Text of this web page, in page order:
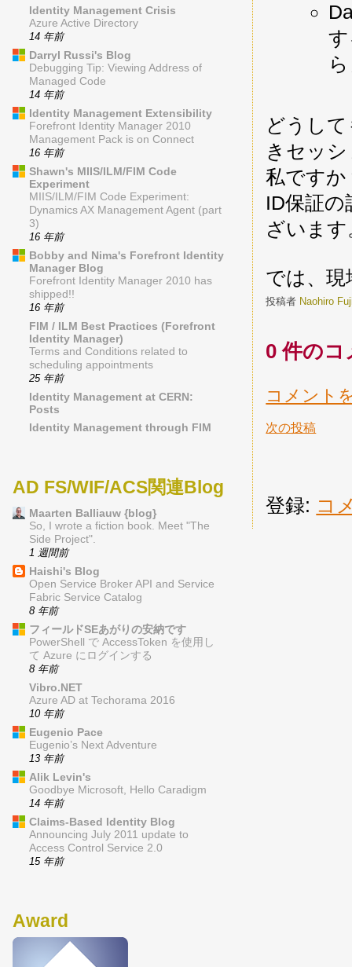
どうし
きセッ
私ですか
ID保証
ざいます
では、
投稿者 Naohiro
0 件の
コメント
次の投稿
登録: コ
Identity Management Crisis
Azure Active Directory
14 年前
Darryl Russi's Blog
Debugging Tip: Viewing Address of
Managed Code
14 年前
Identity Management Extensibility
Forefront Identity Manager 2010
Management Pack is on Connect
16 年前
Shawn's MIIS/ILM/FIM Code
Experiment
MIIS/ILM/FIM Code Experiment:
Dynamics AX Management Agent (part
3)
16 年前
Bobby and Nima's Forefront Identity
Manager Blog
Forefront Identity Manager 2010 has
shipped!!
16 年前
FIM / ILM Best Practices (Forefront
Identity Manager)
Terms and Conditions related to
scheduling appointments
25 年前
Identity Management at CERN:
Posts
Identity Management through FIM
AD FS/WIF/ACS関連Blog
Maarten Balliauw {blog}
So, I wrote a fiction book. Meet "The
Side Project".
1 週間前
Haishi's Blog
Open Service Broker API and Service
Fabric Service Catalog
8 年前
フィールドSEあがりの安納です
PowerShell で AccessToken を使用し
て Azure にログインする
8 年前
Vibro.NET
Azure AD at Techorama 2016
10 年前
Eugenio Pace
Eugenio’s Next Adventure
13 年前
Alik Levin's
Goodbye Microsoft, Hello Caradigm
14 年前
Claims-Based Identity Blog
Announcing July 2011 update to
Access Control Service 2.0
15 年前
Award